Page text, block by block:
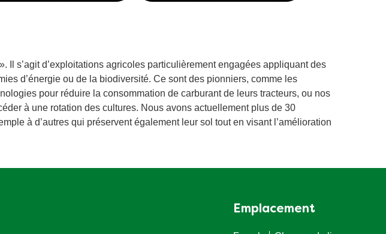
Il s’agit d’exploitations agricoles particulièrement engagées appliquant des
d’énergie ou de la biodiversité. Ce sont des pionniers, comme les
pour réduire la consommation de carburant de leurs tracteurs, ou nos
à une rotation des cultures. Nous avons actuellement plus de 30
à d’autres qui préservent également leur sol tout en visant l’amélioration
Emplacement